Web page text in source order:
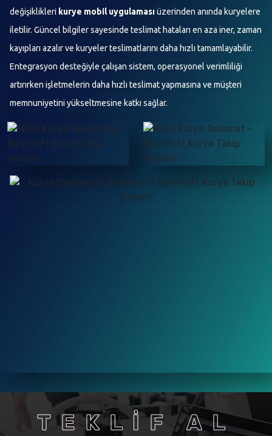
değişiklikleri kurye mobil uygulamasıüzerinden anında kuryelere
iletilir. Güncel bilgiler sayesinde teslimat hataları en aza iner, zaman
kayıpları azalır ve kuryeler teslimatlarını daha hızlı tamamlayabilir.
Entegrasyon desteğiyle çalışan sistem, operasyonel verimliliği
artırırken işletmelerin daha hızlı teslimat yapmasına ve müşteri
memnuniyetini yükseltmesine katkı sağlar.
TEKLİF AL